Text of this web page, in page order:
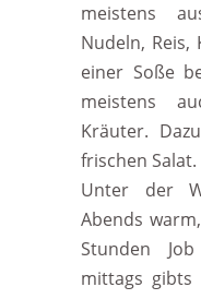
meistens
Nudeln,
einer Soße
meistens
Kräuter.
frischen Salat.
Unter der
Abends
Stunden
mittags gibts